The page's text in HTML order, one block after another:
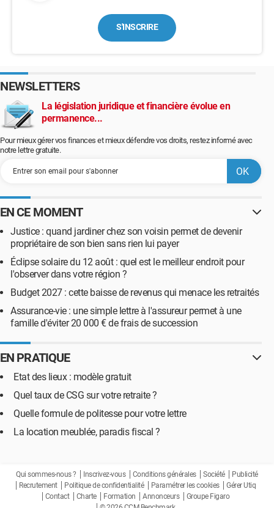
S'INSCRIRE
NEWSLETTERS
La législation juridique et financière évolue en
permanence...
Pour mieux gérer vos finances et mieux défendre vos droits, restez informé avec
notre lettre gratuite.
EN CE MOMENT
Justice : quand jardiner chez son voisin permet de devenir
propriétaire de son bien sans rien lui payer
Éclipse solaire du 12 août : quel est le meilleur endroit pour
l'observer dans votre région ?
Budget 2027 : cette baisse de revenus qui menace les retraités
Assurance-vie : une simple lettre à l'assureur permet à une
famille d'éviter 20 000 € de frais de succession
EN PRATIQUE
Etat des lieux : modèle gratuit
Quel taux de CSG sur votre retraite ?
Quelle formule de politesse pour votre lettre
La location meublée, paradis fiscal ?
Qui sommes-nous ? Inscrivez-vous Conditions générales Société
Publicité
Recrutement
Politique de confidentialité Paramétrer les cookies
Gérer Utiq
Contact
Charte Formation Annonceurs
Groupe Figaro